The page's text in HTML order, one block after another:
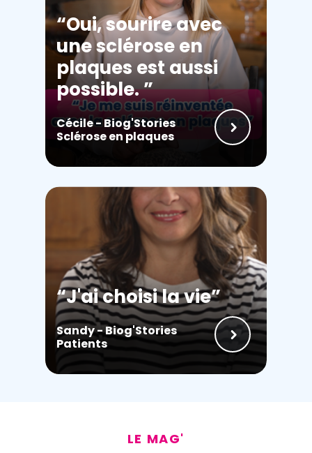
Oui, sourire avec
une sclérose en
plaques est aussi
possible.
Cécile - Biog'Stories
Sclérose en plaques
J'ai choisi la vie
Sandy - Biog'Stories
Patients
LE MAG'